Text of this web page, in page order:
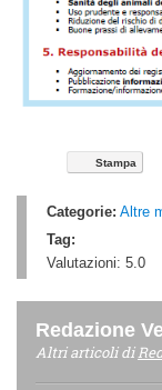
Stampa
Categorie: Altre
Tag:
Valutazioni: 5.0
Redazione
Altri articoli di